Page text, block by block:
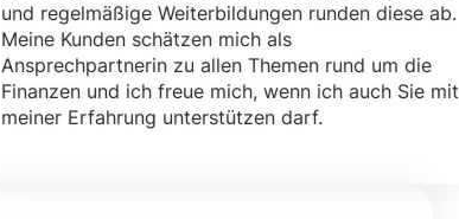
und regelmäßige Weiterbildungen runden diese ab.
Meine Kunden schätzen mich als
Ansprechpartnerin zu allen Themen rund um die
Finanzen und ich freue mich, wenn ich auch Sie mit
meiner Erfahrung unterstützen darf.